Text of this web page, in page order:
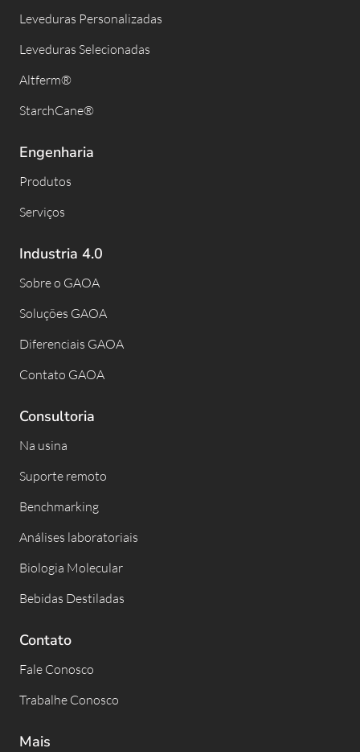
Leveduras Personalizadas
Leveduras Selecionadas
Altferm®
StarchCane®
Engenharia
Produtos
Serviços
Industria 4.0
Sobre o GAOA
Soluções GAOA
Diferenciais GAOA
Contato GAOA
Consultoria
Na usina
Suporte remoto
Benchmarking
Análises laboratoriais
Biologia Molecular
Bebidas Destiladas
Contato
Fale Conosco
Trabalhe Conosco
Mais